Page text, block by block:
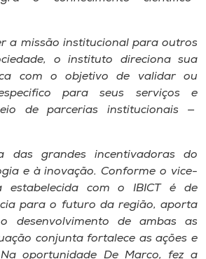
a missão institucional para outros
o instituto direciona sua
com o objetivo de validar ou
para seus serviços e
de parcerias institucionais —
das grandes incentivadoras do
e à inovação. Conforme o vice-
estabelecida com o IBICT é de
para o futuro da região, aporta
desenvolvimento de ambas as
conjunta fortalece as ações e
oportunidade De Marco, fez a